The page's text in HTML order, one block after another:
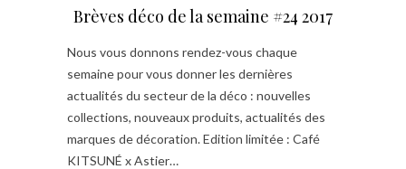
Brèves déco de la semaine #24 2017
Nous vous donnons rendez-vous chaque
semaine pour vous donner les dernières
actualités du secteur de la déco : nouvelles
collections, nouveaux produits, actualités des
marques de décoration. Edition limitée : Café
KITSUNÉ x Astier…